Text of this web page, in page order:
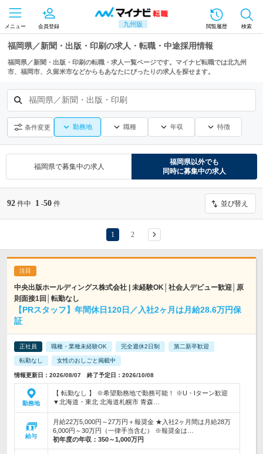
九州版
メニュー 会員登録 閲覧履歴 検索
福岡県／新聞・出版・印刷の求人・転職・中途採用情報
福岡県／新聞・出版・印刷の転職・求人一覧ページです。マイナビ転職では北九州
市、福岡市、久留米市などからもあなたにぴったりの求人を探せます。
福岡県／新聞・出版・印刷
条件変更 勤務地 職種 年収 特徴
福岡県で募集中の求人
福岡県以外でも
同時に募集中の求人
92 件中 1 -50 件 並び替え
1 2
中央出版ホールディングス株式会社 | 未経験OK│社会人デビュー歓迎│原
則面接1回│転勤なし
【PRスタッフ】年間休日120日／入社2ヶ月は月給28.6万円保
証
正社員 職種・業種未経験OK 完全週休2日制 第二新卒歓迎
転勤なし 女性のおしごと掲載中
情報更新日：2026/08/07 終了予定日：2026/10/08
勤務地
【 転勤なし 】 ※希望勤務地で勤務可能！ ※U・Iターン歓迎
▼北海道・東北 北海道札幌市 青森…
給与
月給22万5,000円～27万円＋報奨金 ★入社2ヶ月間は月給28万
6,000円～30万円（一律手当含む） ※報奨金は…
初年度の年収： 350～1,000万円